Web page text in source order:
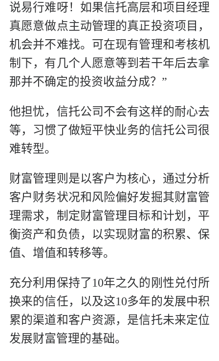
说易行难呀！如果信托高层和项目经理
真愿意做点主动管理的真正投资项目，
机会并不难找。可在现有管理和考核机
制下，有几个人愿意等到若干年后去拿
那并不确定的投资收益分成？”
他担忧，信托公司不会有这样的耐心去
等，习惯了做短平快业务的信托公司很
难转型。
财富管理则是以客户为核心，通过分析
客户财务状况和风险偏好发掘其财富管
理需求，制定财富管理目标和计划，平
衡资产和负债，以实现财富的积累、保
值、增值和转移等。
充分利用保持了10年之久的刚性兑付所
换来的信任，以及这10多年的发展中积
累的渠道和客户资源，是信托未来定位
发展财富管理的基础。